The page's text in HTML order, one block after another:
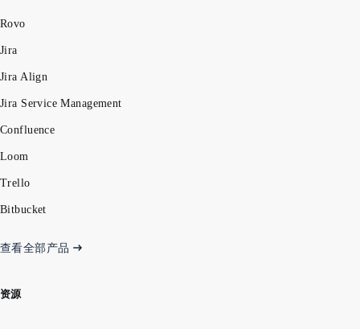
Rovo
Jira
Jira Align
Jira Service Management
Confluence
Loom
Trello
Bitbucket
查看全部产品
资源